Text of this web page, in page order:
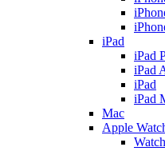
iPad
iPad
iPad
iPad
iPad
Mac
Apple